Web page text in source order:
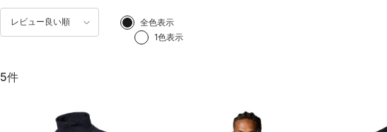
レビュー良い順
全色表示
1色表示
5件